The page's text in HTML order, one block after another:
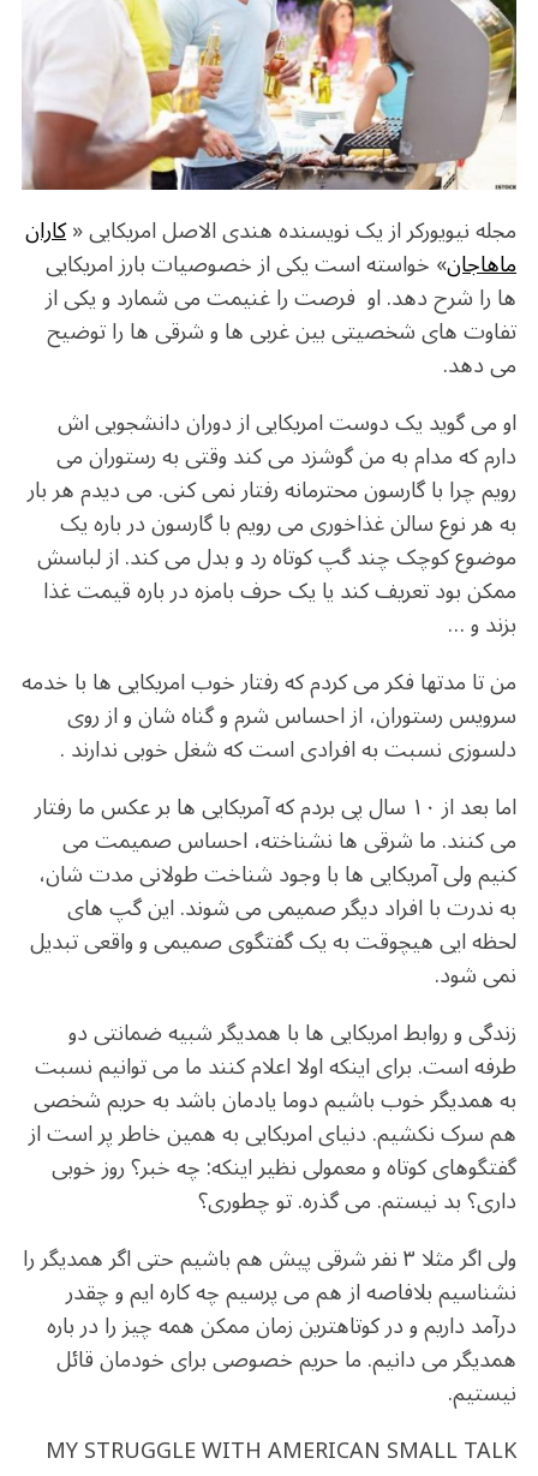
o
k p
مجله نیویورکر از یک نویسنده هندی الاصل امریکایی «کاران
ماهاجان» خواسته است یکی از خصوصیات بارز امریکایی
ها را شرح دهد. او فرصت را غنیمت می شمارد و یکی از
تفاوت های شخصیتی بین غربی ها و شرقی ها را توضیح
می دهد.
او می گوید یک دوست امریکایی از دوران دانشجویی اش
دارم که مدام به من گوشزد می کند وقتی به رستوران می
رویم چرا با گارسون محترمانه رفتار نمی کنی. می دیدم هر بار
به هر نوع سالن غذاخوری می رویم با گارسون در باره یک
موضوع کوچک چند گپ کوتاه رد و بدل می کند. از لباسش
ممکن بود تعریف کند یا یک حرف بامزه در باره قیمت غذا
بزند و …
من تا مدتها فکر می کردم که رفتار خوب امریکایی ها با خدمه
سرویس رستوران، از احساس شرم و گناه شان و از روی
دلسوزی نسبت به افرادی است که شغل خوبی ندارند .
اما بعد از ۱۰ سال پی بردم که آمریکایی ها بر عکس ما رفتار
می کنند. ما شرقی ها نشناخته، احساس صمیمت می
کنیم ولی آمریکایی ها با وجود شناخت طولانی مدت شان،
به ندرت با افراد دیگر صمیمی می شوند. این گپ های
لحظه ایی هیچوقت به یک گفتگوی صمیمی و واقعی تبدیل
نمی شود.
زندگی و روابط امریکایی ها با همدیگر شبیه ضمانتی دو
طرفه است. برای اینکه اولا اعلام کنند ما می توانیم نسبت
به همدیگر خوب باشیم دوما یادمان باشد به حریم شخصی
هم سرک نکشیم. دنیای امریکایی به همین خاطر پر است از
گفتگوهای کوتاه و معمولی نظیر اینکه: چه خبر؟ روز خوبی
داری؟ بد نیستم. می گذره. تو چطوری؟
ولی اگر مثلا ۳ نفر شرقی پیش هم باشیم حتی اگر همدیگر را
نشناسیم بلافاصه از هم می پرسیم چه کاره ایم و چقدر
درآمد داریم و در کوتاهترین زمان ممکن همه چیز را در باره
همدیگر می دانیم. ما حریم خصوصی برای خودمان قائل
نیستیم.
MY STRUGGLE WITH AMERICAN SMALL TALK